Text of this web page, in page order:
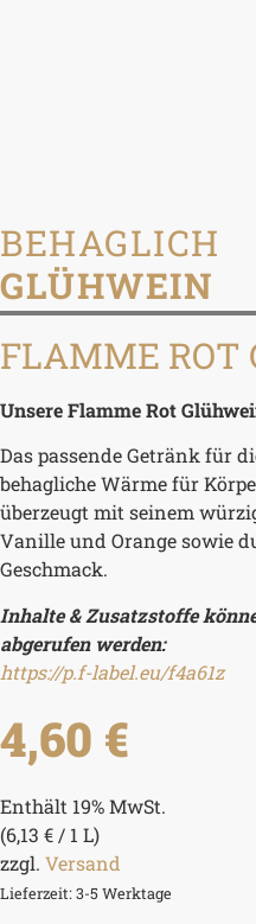
BEHAGLICH
GLÜHWEIN
FLAMME ROT
Unsere Flamme Rot
Das passende Getränk für
behagliche Wärme für
überzeugt mit seinem
Vanille und Orange sowie
Geschmack.
Inhalte & Zusatzstoffe
abgerufen werden:
https://p.f-label.eu/f4a61z
4,60 €
Enthält 19% MwSt.
(6,13 € / 1 L)
zzgl. Versand
Lieferzeit: 3-5 Werktage